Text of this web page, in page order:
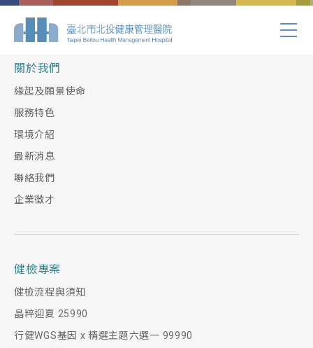
Index.php
關於我們
緣起及願景使命
服務特色
環境介紹
最新消息
聯絡我們
企業徵才
健檢專案
健檢流程與須知
晶粹迎夏 25990
行健WGS基因 x 精選主題六選一 99990